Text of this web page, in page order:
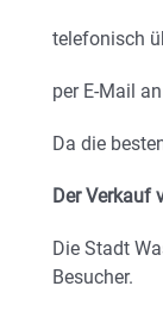
telefonisch
per E-Mail an
Da die
Der Verkauf
Die Stadt
Besucher.